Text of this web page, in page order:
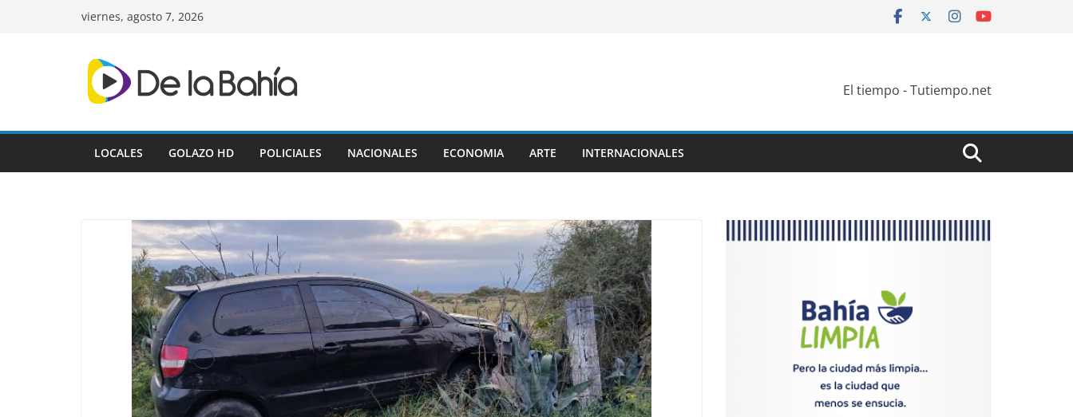
viernes, agosto 7, 2026
El tiempo - Tutiempo.net
LOCALES GOLAZO HD POLICIALES NACIONALES ECONOMIA ARTE INTERNACIONALES